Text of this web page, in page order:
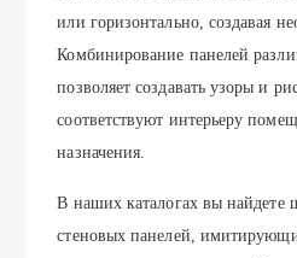
или горизонтально, создавая
Комбинирование панелей
позволяет создавать узоры и
соответствуют интерьеру
назначения.
В наших каталогах вы найдете
стеновых панелей,